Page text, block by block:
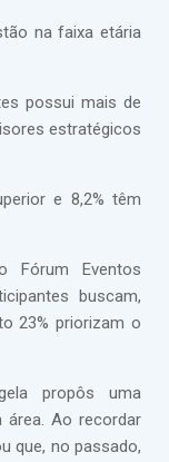
na faixa etária
possui mais de
estratégicos
e 8,2% têm
Fórum Eventos
buscam,
23% priorizam o
propôs uma
Ao recordar
que, no passado,